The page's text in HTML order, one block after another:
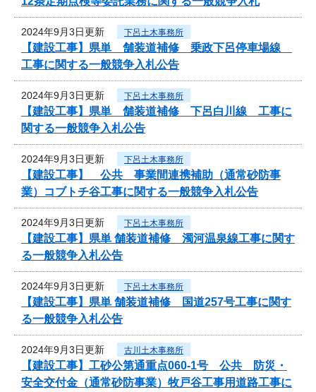
2024年9月3日更新 下呂土木事務所
【建設工事】県単 舗装道補修 乗政下呂停車場線
工事に関する一般競争入札公告
2024年9月3日更新 下呂土木事務所
【建設工事】県単 舗装道補修 下呂白川線 工事に
関する一般競争入札公告
2024年9月3日更新 下呂土木事務所
【建設工事】 公共 事業間連携補助（通常砂防事
業）コブトチ谷工事に関する一般競争入札公告
2024年9月3日更新 下呂土木事務所
【建設工事】県単 舗装道補修 濁河温泉線工事に関す
る一般競争入札公告
2024年9月3日更新 下呂土木事務所
【建設工事】県単 舗装道補修 国道257号工事に関す
る一般競争入札公告
2024年9月3日更新 古川土木事務所
【建設工事】工砂公第通重点060-1号 公共 防災・
安全交付金（通常砂防事業）牧戸谷工事用道路工事に